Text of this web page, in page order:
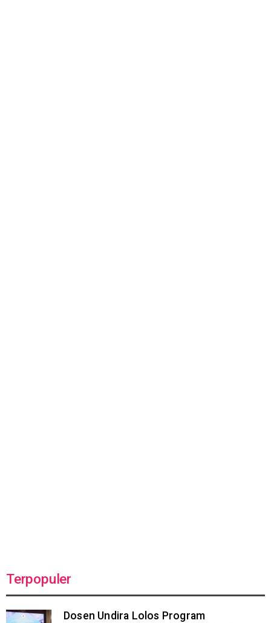
Terpopuler
Dosen Undira Lolos Program